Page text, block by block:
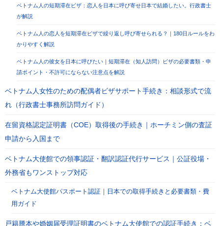
ベトナム人の短期滞在ビザ：恋人を日本に呼び寄せ日本で結婚したい。行政書士
が解説
ベトナム人の恋人を短期滞在ビザで繰り返し呼び寄せられる？｜180日ルールをわ
かりやすく解説
ベトナム人の彼女を日本に呼びたい｜短期滞在（知人訪問）ビザの必要書類・申
請ポイント・不許可にならない注意点を解説
ベトナム人女性のための配偶者ビザサポート手続き：相談形式で流
れ（行政書士事務所訪問ガイド）
在留資格認定証明書（COE）取得後の手続き｜ホーチミン側の査証
申請から入国まで
ベトナム大使館での領事認証・翻訳認証代行サービス｜公証役場・
外務省もワンストップ対応
ベトナム大使館パスポート認証｜日本での取得手続きと必要書類・費
用ガイド
戸籍謄本や婚姻届受理証明書のベトナム大使館での認証手続き：ベ